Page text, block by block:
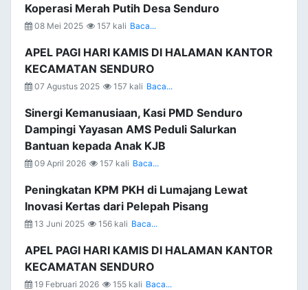
Koperasi Merah Putih Desa Senduro
08 Mei 2025 157 kali Baca...
APEL PAGI HARI KAMIS DI HALAMAN KANTOR
KECAMATAN SENDURO
07 Agustus 2025 157 kali Baca...
Sinergi Kemanusiaan, Kasi PMD Senduro
Dampingi Yayasan AMS Peduli Salurkan
Bantuan kepada Anak KJB
09 April 2026 157 kali Baca...
Peningkatan KPM PKH di Lumajang Lewat
Inovasi Kertas dari Pelepah Pisang
13 Juni 2025 156 kali Baca...
APEL PAGI HARI KAMIS DI HALAMAN KANTOR
KECAMATAN SENDURO
19 Februari 2026 155 kali Baca...